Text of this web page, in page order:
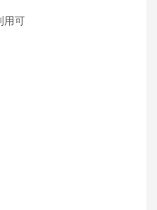
用可